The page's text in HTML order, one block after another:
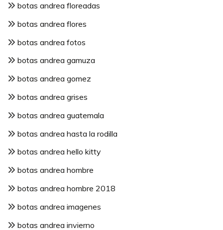
botas andrea floreadas
botas andrea flores
botas andrea fotos
botas andrea gamuza
botas andrea gomez
botas andrea grises
botas andrea guatemala
botas andrea hasta la rodilla
botas andrea hello kitty
botas andrea hombre
botas andrea hombre 2018
botas andrea imagenes
botas andrea invierno